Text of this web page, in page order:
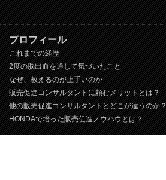
プロフィール
これまでの経歴
2度の脳出血を通して気づいたこと
なぜ、教えるのが上手いのか
販売促進コンサルタントに頼むメリットとは？
他の販売促進コンサルタントとどこが違うのか？
HONDAで培った販売促進ノウハウとは？